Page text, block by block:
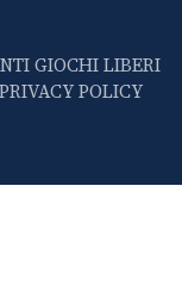
GIOCHI LIBERI
POLICY